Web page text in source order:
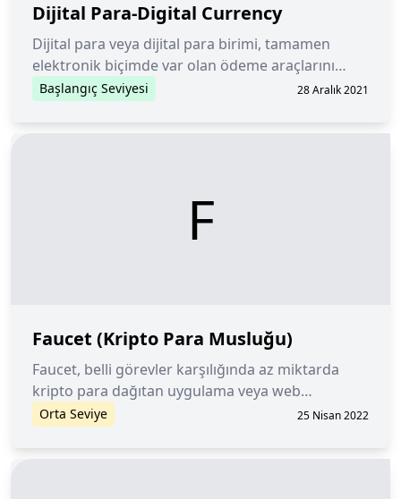
Dijital Para-Digital Currency
Dijital para veya dijital para birimi, tamamen
elektronik biçimde var olan ödeme araçlarını
ifade eder. Dijital para, madeni paralar ya da
Başlangıç Seviyesi 28 Aralık 2021
F
Faucet (Kripto Para Musluğu)
Faucet, belli görevler karşılığında az miktarda
kripto para dağıtan uygulama veya web
sitesilerine denir.
Orta Seviye 25 Nisan 2022